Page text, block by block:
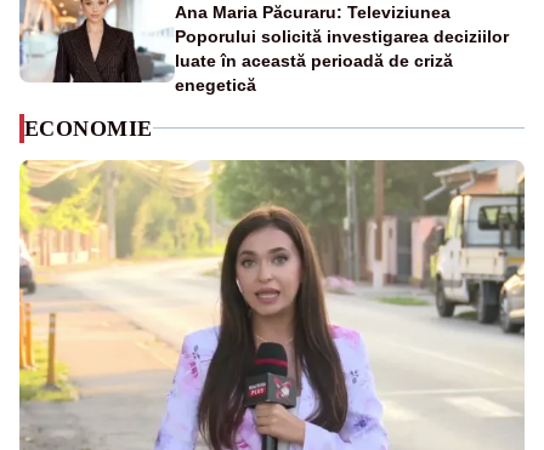
Ana Maria Păcuraru: Televiziunea
Poporului solicită investigarea deciziilor
luate în această perioadă de criză
enegetică
ECONOMIE